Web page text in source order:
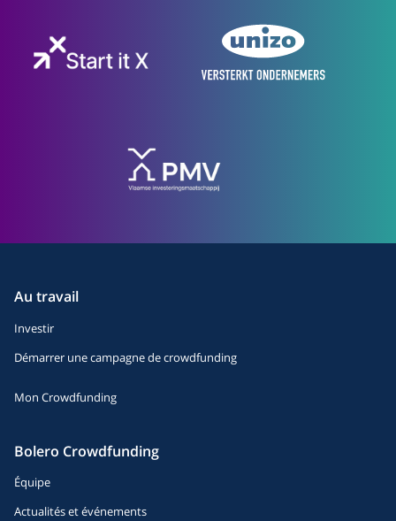
Au travail
Investir
Démarrer une campagne de crowdfunding
Mon Crowdfunding
Bolero Crowdfunding
Équipe
Actualités et événements